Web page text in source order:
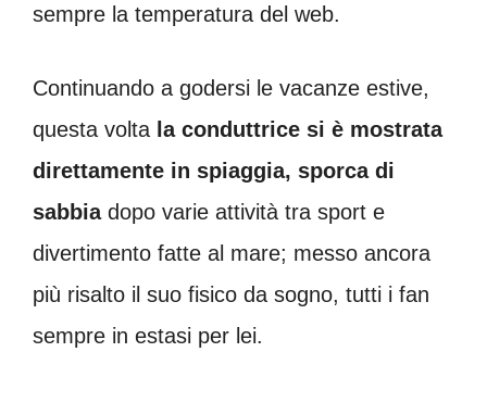
sempre la temperatura del web.
Continuando a godersi le vacanze estive,
questa volta la conduttrice si è mostrata
direttamente in spiaggia, sporca di
sabbiadopo varie attività tra sport e
divertimento fatte al mare; messo ancora
più risalto il suo fisico da sogno, tutti i fan
sempre in estasi per lei.